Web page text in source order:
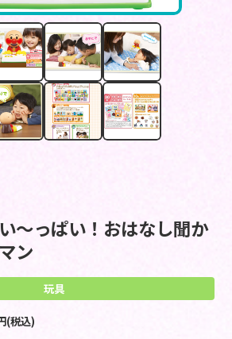
～っぱい！おはなし聞か
ン
玩具
(税込)